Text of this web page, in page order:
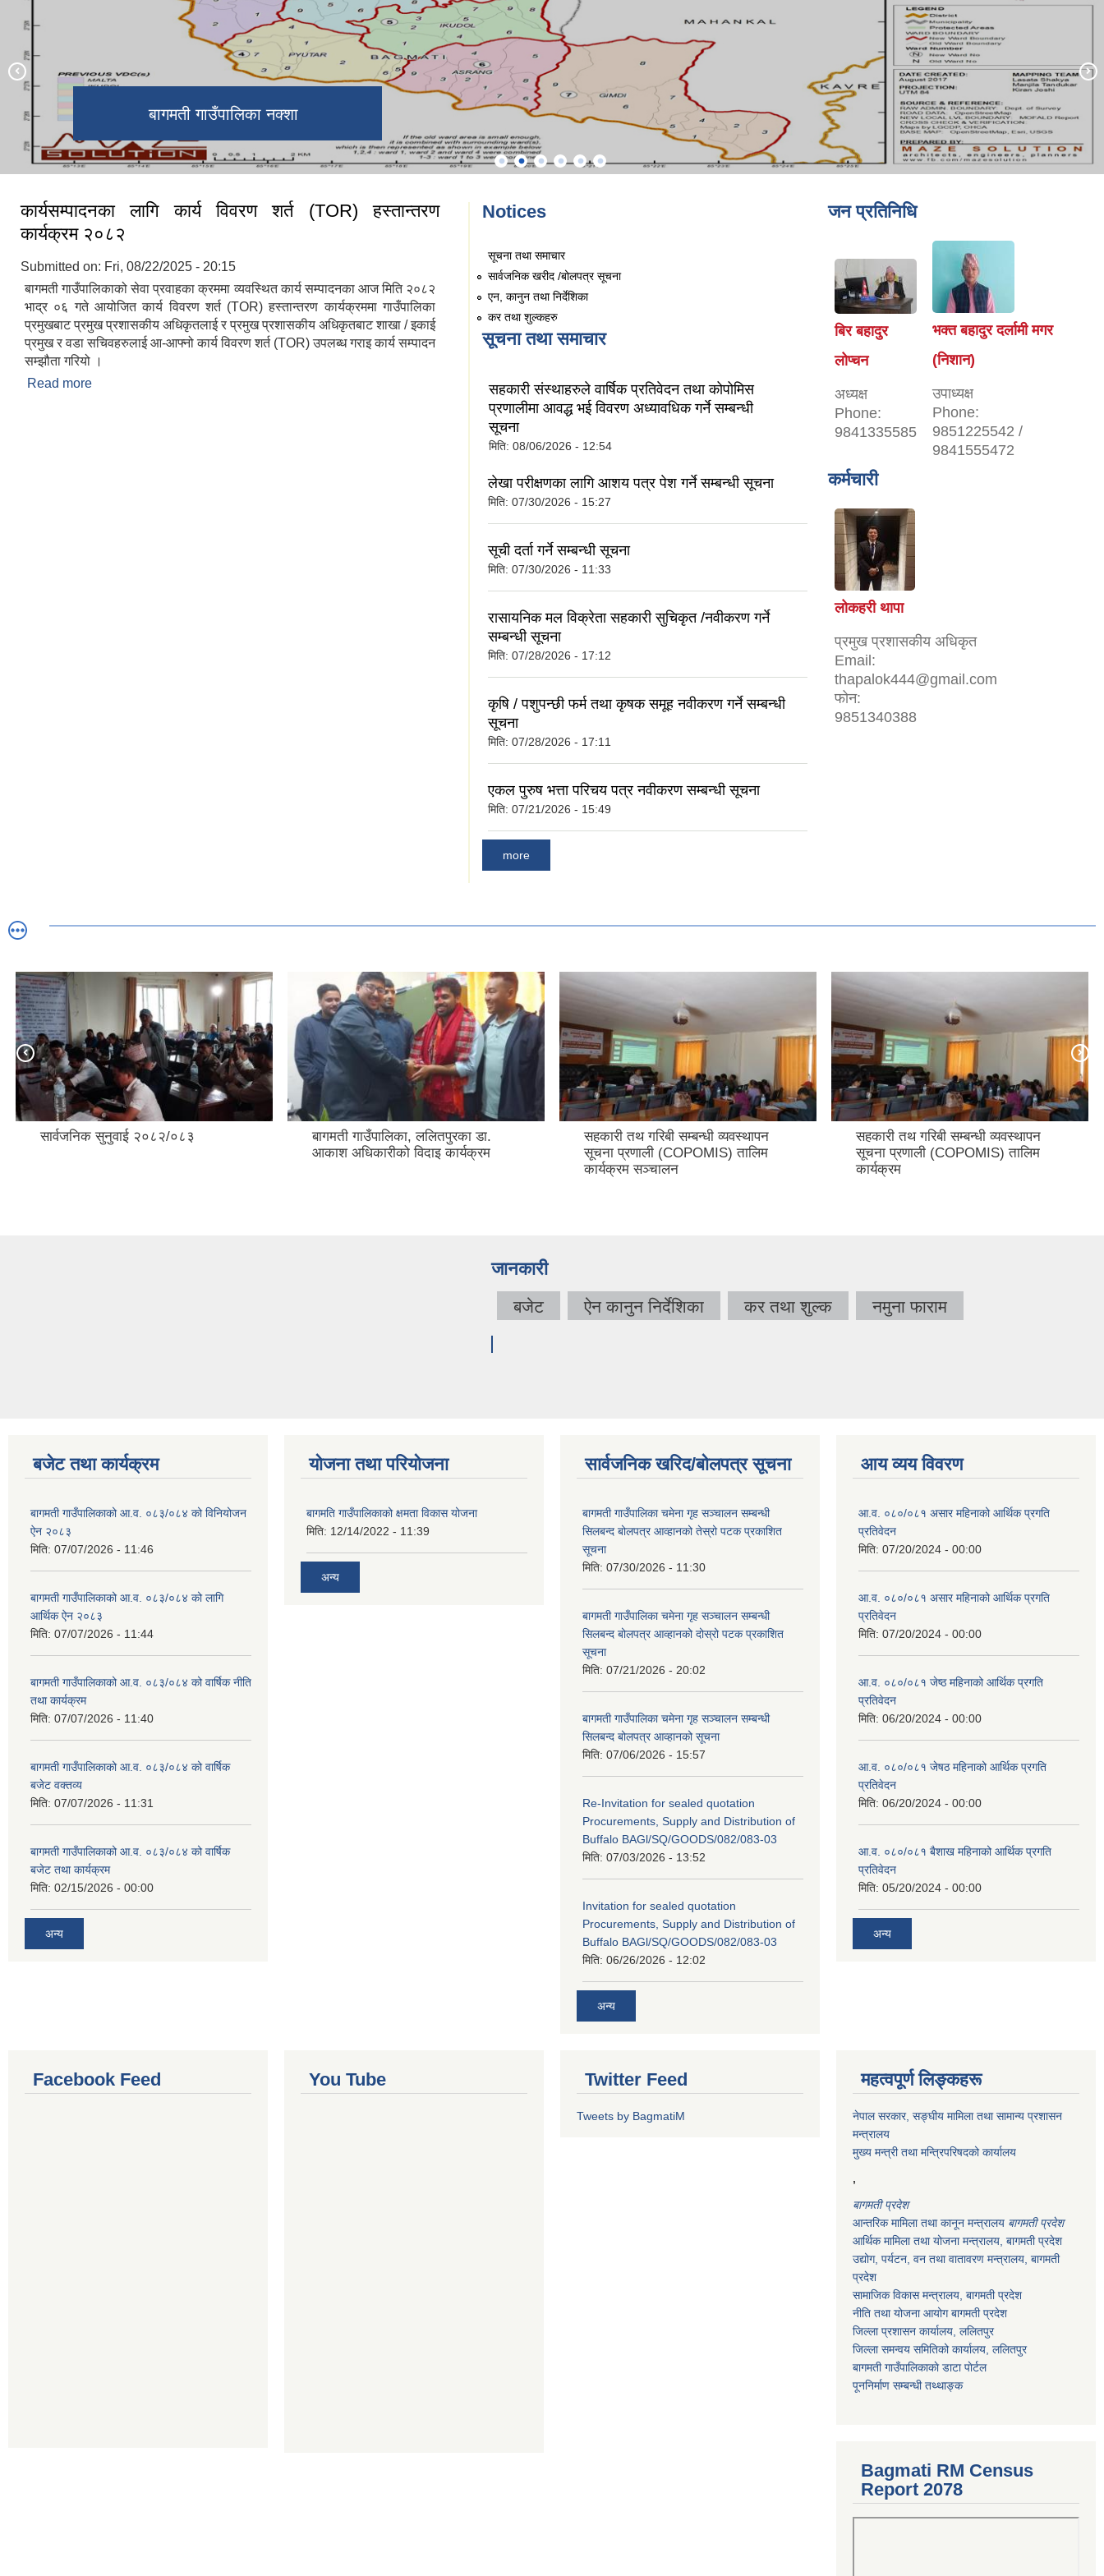
बागमती गाउँपालिका कार्यालय भवन
बागमती गाउँपालिका नक्शा
बागमती गाउँपालिका वडा ३ काे तीनपानेमा
रहेकाे राडर ।
प्राकृतिक झरना
सातकन्या ताेरी बारी
जिवन
कार्यसम्पादनका लागि कार्य विवरण शर्त (TOR) हस्तान्तरण
कार्यक्रम २०८२
Submitted on: Fri, 08/22/2025 - 20:15
बागमती गाउँपालिकाको सेवा प्रवाहका क्रममा व्यवस्थित कार्य सम्पादनका आज मिति २०८२
भाद्र ०६ गते आयोजित कार्य विवरण शर्त (TOR) हस्तान्तरण कार्यक्रममा गाउँपालिका
प्रमुखबाट प्रमुख प्रशासकीय अधिकृतलाई र प्रमुख प्रशासकीय अधिकृतबाट शाखा / इकाई
प्रमुख र वडा सचिवहरुलाई आ-आफ्नो कार्य विवरण शर्त (TOR) उपलब्ध गराइ कार्य सम्पादन
सम्झौता गरियो ।
Read more
Notices
सूचना तथा समाचार
सार्वजनिक खरीद /बोलपत्र सूचना
एन, कानुन तथा निर्देशिका
कर तथा शुल्कहरु
सूचना तथा समाचार
सहकारी संस्थाहरुले वार्षिक प्रतिवेदन तथा कोपोमिस
प्रणालीमा आवद्ध भई विवरण अध्यावधिक गर्ने सम्बन्धी
सूचना
मिति: 08/06/2026 - 12:54
लेखा परीक्षणका लागि आशय पत्र पेश गर्ने सम्बन्धी सूचना
मिति: 07/30/2026 - 15:27
सूची दर्ता गर्ने सम्बन्धी सूचना
मिति: 07/30/2026 - 11:33
रासायनिक मल विक्रेता सहकारी सुचिकृत /नवीकरण गर्ने
सम्बन्धी सूचना
मिति: 07/28/2026 - 17:12
कृषि / पशुपन्छी फर्म तथा कृषक समूह नवीकरण गर्ने सम्बन्धी
सूचना
मिति: 07/28/2026 - 17:11
एकल पुरुष भत्ता परिचय पत्र नवीकरण सम्बन्धी सूचना
मिति: 07/21/2026 - 15:49
more
जन प्रतिनिधि
बिर बहादुर
लोप्चन
अध्यक्ष
Phone:
9841335585
भक्त बहादुर दर्लामी मगर
(निशान)
उपाध्यक्ष
Phone:
9851225542 /
9841555472
कर्मचारी
लोकहरी थापा
प्रमुख प्रशासकीय अधिकृत
Email:
thapalok444@gmail.com
फोन:
9851340388
सार्वजनिक सुनुवाई २०८२/०८३
बागमती गाउँपालिका, ललितपुरका डा.
आकाश अधिकारीको विदाइ कार्यक्रम
सहकारी तथ गरिबी सम्बन्धी व्यवस्थापन
सूचना प्रणाली (COPOMIS) तालिम
कार्यक्रम सञ्चालन
सहकारी तथ गरिबी सम्बन्धी व्यवस्थापन
सूचना प्रणाली (COPOMIS) तालिम
कार्यक्रम
जानकारी
बजेट ऐन कानुन निर्देशिका कर तथा शुल्क नमुना फाराम
बजेट तथा कार्यक्रम
बागमती गाउँपालिकाको आ.व. ०८३/०८४ को विनियोजन
ऐन २०८३
मिति: 07/07/2026 - 11:46
बागमती गाउँपालिकाको आ.व. ०८३/०८४ को लागि
आर्थिक ऐन २०८३
मिति: 07/07/2026 - 11:44
बागमती गाउँपालिकाको आ.व. ०८३/०८४ को वार्षिक नीति
तथा कार्यक्रम
मिति: 07/07/2026 - 11:40
बागमती गाउँपालिकाको आ.व. ०८३/०८४ को वार्षिक
बजेट वक्तव्य
मिति: 07/07/2026 - 11:31
बागमती गाउँपालिकाको आ.व. ०८३/०८४ को वार्षिक
बजेट तथा कार्यक्रम
मिति: 02/15/2026 - 00:00
अन्य
योजना तथा परियोजना
बागमति गाउँपालिकाको क्षमता विकास योजना
मिति: 12/14/2022 - 11:39
अन्य
सार्वजनिक खरिद/बोलपत्र सूचना
बागमती गाउँपालिका चमेना गृह सञ्चालन सम्बन्धी
सिलबन्द बोलपत्र आव्हानको तेस्रो पटक प्रकाशित
सूचना
मिति: 07/30/2026 - 11:30
बागमती गाउँपालिका चमेना गृह सञ्चालन सम्बन्धी
सिलबन्द बोलपत्र आव्हानको दोस्रो पटक प्रकाशित
सूचना
मिति: 07/21/2026 - 20:02
बागमती गाउँपालिका चमेना गृह सञ्चालन सम्बन्धी
सिलबन्द बोलपत्र आव्हानको सूचना
मिति: 07/06/2026 - 15:57
Re-Invitation for sealed quotation
Procurements, Supply and Distribution of
Buffalo BAGl/SQ/GOODS/082/083-03
मिति: 07/03/2026 - 13:52
Invitation for sealed quotation
Procurements, Supply and Distribution of
Buffalo BAGl/SQ/GOODS/082/083-03
मिति: 06/26/2026 - 12:02
अन्य
आय व्यय विवरण
आ.व. ०८०/०८१ असार महिनाको आर्थिक प्रगति
प्रतिवेदन
मिति: 07/20/2024 - 00:00
आ.व. ०८०/०८१ असार महिनाको आर्थिक प्रगति
प्रतिवेदन
मिति: 07/20/2024 - 00:00
आ.व. ०८०/०८१ जेष्ठ महिनाको आर्थिक प्रगति
प्रतिवेदन
मिति: 06/20/2024 - 00:00
आ.व. ०८०/०८१ जेषठ महिनाको आर्थिक प्रगति
प्रतिवेदन
मिति: 06/20/2024 - 00:00
आ.व. ०८०/०८१ बैशाख महिनाको आर्थिक प्रगति
प्रतिवेदन
मिति: 05/20/2024 - 00:00
अन्य
Facebook Feed You Tube Twitter Feed
Tweets by BagmatiM
महत्वपूर्ण लिङ्कहरू
नेपाल सरकार, सङ्घीय मामिला तथा सामान्य प्रशासन
मन्त्रालय
मुख्य मन्त्री तथा मन्त्रिपरिषदको कार्यालय
,
बागमती प्रदेश
आन्तरिक मामिला तथा कानून मन्त्रालय बागमती प्रदेश
आर्थिक मामिला तथा योजना मन्त्रालय , बागमती प्रदेश
उद्योग, पर्यटन, वन तथा वातावरण मन्त्रालय , बागमती
प्रदेश
सामाजिक विकास मन्त्रालय , बागमती प्रदेश
नीति तथा योजना आयोग बागमती प्रदेश
जिल्ला प्रशासन कार्यालय, ललितपुर
जिल्ला समन्वय समितिको कार्यालय, ललितपुर
बागमती गाउँपालिकाकाे डाटा पाेर्टल
पूननिर्माण सम्बन्धी तथ्थाङ्क
Bagmati RM Census
Report 2078